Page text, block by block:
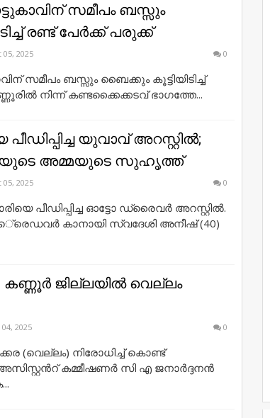
സമീപം ബസ്സും
രണ്ട് പേര്‍ക്ക് പരുക്ക്
2025 0
സമീപം ബസ്സും ബൈക്കും കൂട്ടിയിടിച്ച്
നിന്ന് കണ്ടക്കൈക്കടവ് ഭാഗത്തേ...
യുവാവ് അറസ്റ്റില്‍;
അമ്മയുടെ സുഹൃത്ത്
2025 0
പീഡിപ്പിച്ച ഓട്ടോ ഡ്രൈവർ അറസ്റ്റില്‍.
കാനായി സ്വദേശി അനീഷ് (40)
കണ്ണൂർ ജില്ലയിൽ വെല്ലം
2025 0
(വെല്ലം) നിരോധിച്ച് കൊണ്ട്
കമ്മീഷണർ സി എ ജനാർദ്ദനൻ